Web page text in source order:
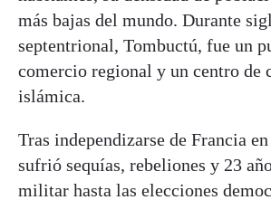
más bajas del mundo. Durante
septentrional, Tombuctú, fue un
comercio regional y un centro de
islámica.
Tras independizarse de Francia
sufrió sequías, rebeliones y 23
militar hasta las elecciones